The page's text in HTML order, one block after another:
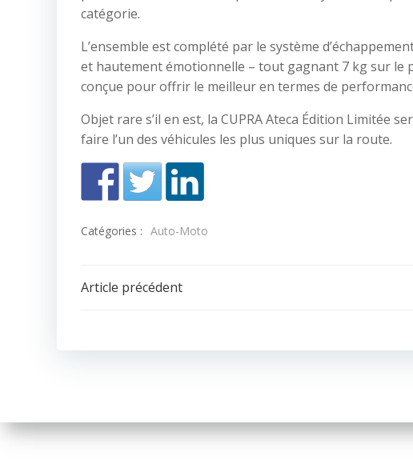
catégorie.
L’ensemble est complété par le système
et hautement émotionnelle – tout gagnant 7 kg sur le
conçue pour offrir le meilleur en termes de
Objet rare s’il en est, la CUPRA Ateca Édition Limitée
faire l’un des véhicules les plus uniques sur la route.
Catégories : Auto-Moto
Navigation
Article précédent